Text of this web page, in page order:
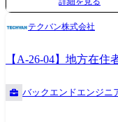
点を合意形成する「パー
踏まえつつ、ビジネスの
月間数億PVを支えるイン
および詳細設計。PHP5系
Claude Code等のAIエージ
開発プロセス ●技術スタッ
テクバン株式会社
【A-26-04】地方在
バックエンドエンジニ